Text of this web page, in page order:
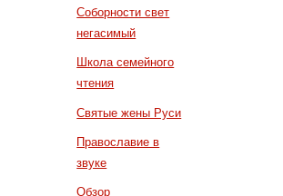
Соборности свет
негасимый
Школа семейного
чтения
Святые жены Руси
Православие в
звуке
Обзор